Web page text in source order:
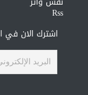
Rss
اشترك الان في